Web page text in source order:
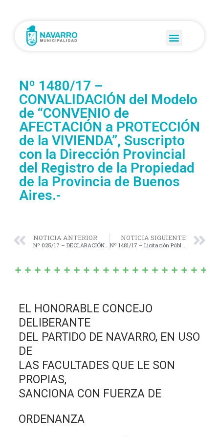
Nº 1480/17 –
CONVALIDACIÓN del Modelo
de “CONVENIO de
AFECTACIÓN a PROTECCIÓN
de la VIVIENDA”, Suscripto
con la Dirección Provincial
del Registro de la Propiedad
de la Provincia de Buenos
Aires.-
NOTICIA ANTERIOR
Nº 025/17 – DECLARACIÓN de “Interés Municipal” el evento Festivo-Solidario llamado “IVº CONCURSO DEL ASADOR NAVARRENSE”.-
NOTICIA SIGUIENTE
Nº 1481/17 – Licitación Pública para contratar un servicio de relevamiento, colaboración y asistencia técnica para el fortalecimiento del sistema tributario, bajo la modalidad de riesgo empresario.
EL HONORABLE CONCEJO
DELIBERANTE
DEL PARTIDO DE NAVARRO, EN USO
DE
LAS FACULTADES QUE LE SON
PROPIAS,
SANCIONA CON FUERZA DE
ORDENANZA